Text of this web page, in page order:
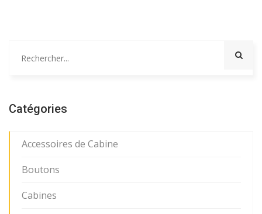
Catégories
Accessoires de Cabine
Boutons
Cabines